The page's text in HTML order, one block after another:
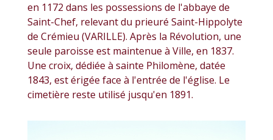
en 1172 dans les possessions de l'abbaye de
Saint-Chef, relevant du prieuré Saint-Hippolyte
de Crémieu (VARILLE). Après la Révolution, une
seule paroisse est maintenue à Ville, en 1837.
Une croix, dédiée à sainte Philomène, datée
1843, est érigée face à l'entrée de l'église. Le
cimetière reste utilisé jusqu'en 1891.